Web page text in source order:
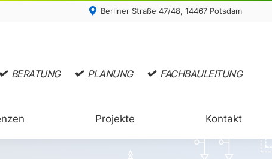
Berliner Straße 47/48, 14467 Potsdam
Projekte Kontakt